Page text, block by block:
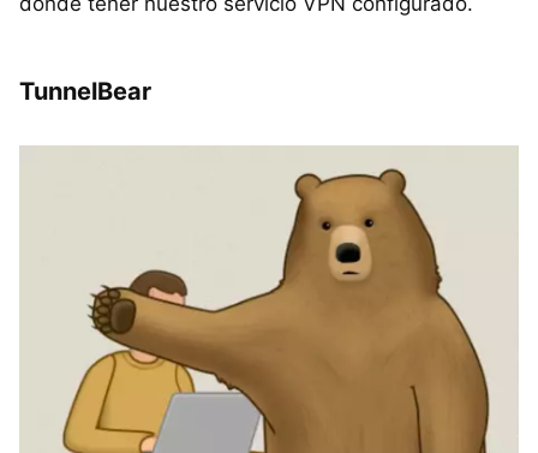
TunnelBear